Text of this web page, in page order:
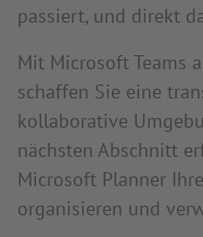
passiert, und direkt
Mit Microsoft Teams
schaffen Sie eine
kollaborative
nächsten Abschnitt
Microsoft Planner
organisieren und